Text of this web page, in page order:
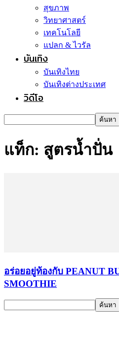
สุขภาพ
วิทยาศาสตร์
เทคโนโลยี
แปลก & ไวรัล
บันเทิง
บันเทิงไทย
บันเทิงต่างประเทศ
วิดีโอ
แท็ก: สูตรน้ำปั่น
อร่อยอยู่ท้องกับ PEANUT
SMOOTHIE